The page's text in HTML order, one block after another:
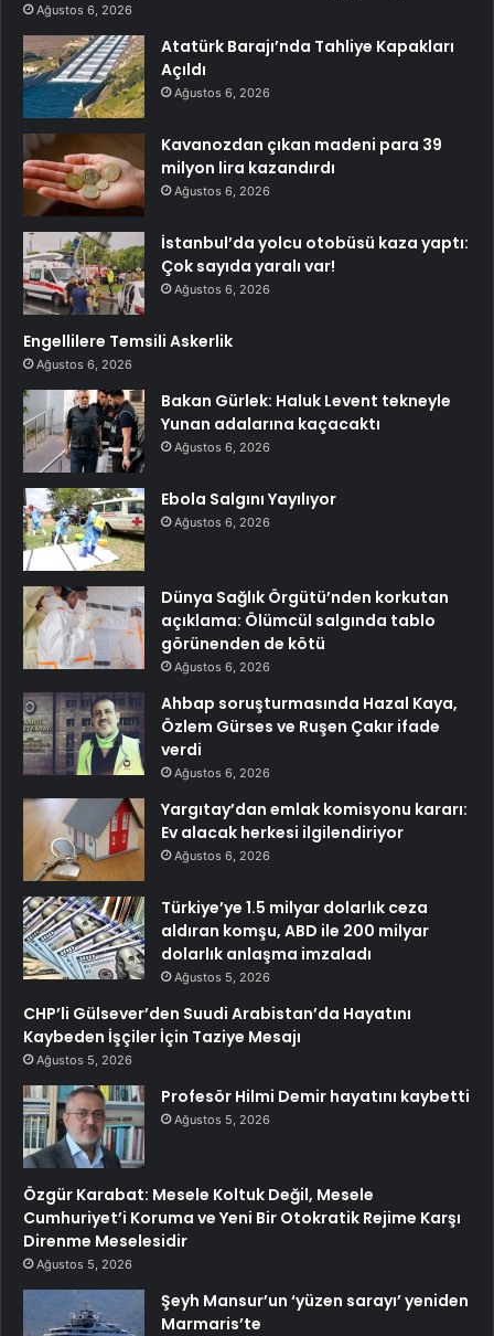
Ağustos 6, 2026
Atatürk Barajı’nda Tahliye Kapakları
Açıldı
Ağustos 6, 2026
Kavanozdan çıkan madeni para 39
milyon lira kazandırdı
Ağustos 6, 2026
İstanbul’da yolcu otobüsü kaza yaptı:
Çok sayıda yaralı var!
Ağustos 6, 2026
Engellilere Temsili Askerlik
Ağustos 6, 2026
Bakan Gürlek: Haluk Levent tekneyle
Yunan adalarına kaçacaktı
Ağustos 6, 2026
Ebola Salgını Yayılıyor
Ağustos 6, 2026
Dünya Sağlık Örgütü’nden korkutan
açıklama: Ölümcül salgında tablo
görünenden de kötü
Ağustos 6, 2026
Ahbap soruşturmasında Hazal Kaya,
Özlem Gürses ve Ruşen Çakır ifade
verdi
Ağustos 6, 2026
Yargıtay’dan emlak komisyonu kararı:
Ev alacak herkesi ilgilendiriyor
Ağustos 6, 2026
Türkiye’ye 1.5 milyar dolarlık ceza
aldıran komşu, ABD ile 200 milyar
dolarlık anlaşma imzaladı
Ağustos 5, 2026
CHP’li Gülsever’den Suudi Arabistan’da Hayatını
Kaybeden İşçiler İçin Taziye Mesajı
Ağustos 5, 2026
Profesör Hilmi Demir hayatını kaybetti
Ağustos 5, 2026
Özgür Karabat: Mesele Koltuk Değil, Mesele
Cumhuriyet’i Koruma ve Yeni Bir Otokratik Rejime Karşı
Direnme Meselesidir
Ağustos 5, 2026
Şeyh Mansur’un ‘yüzen sarayı’ yeniden
Marmaris’te